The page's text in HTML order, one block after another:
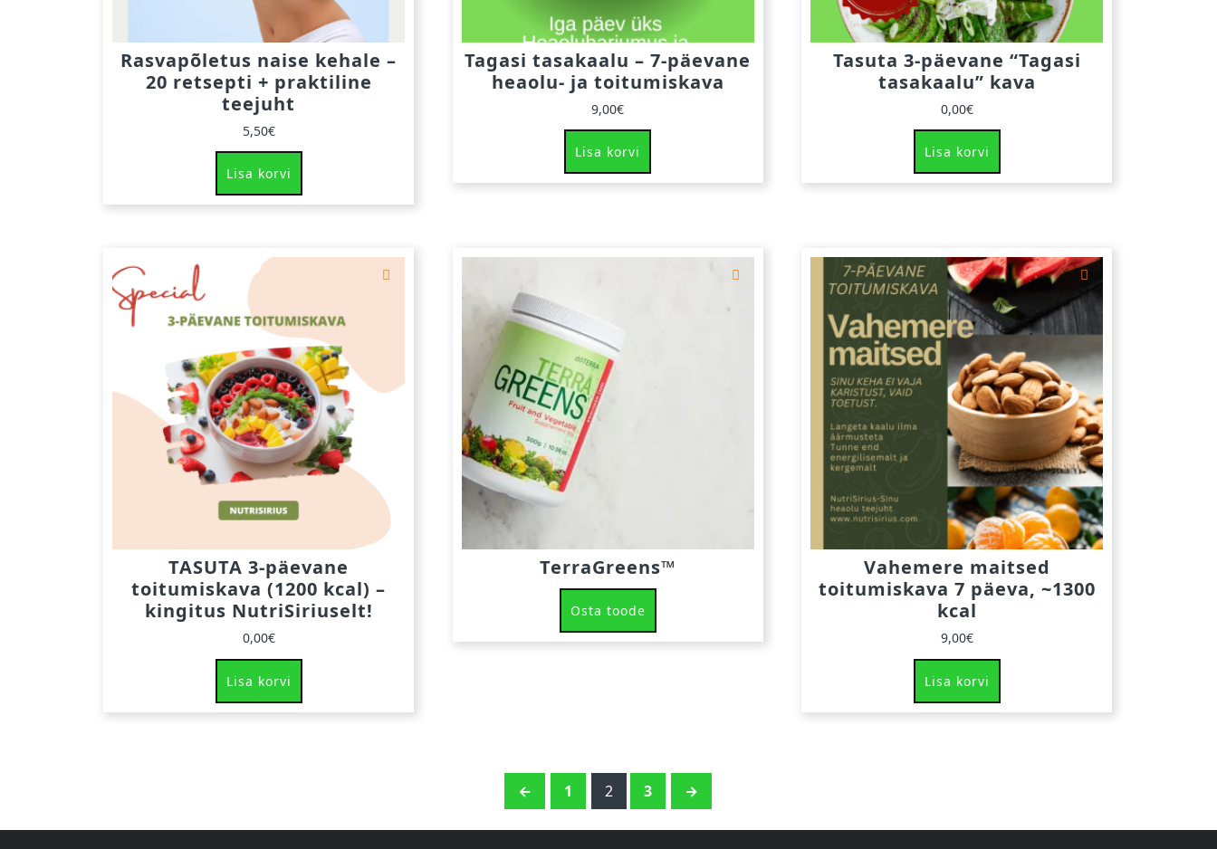
Rasvapõletus naise kehale –
20 retsepti + praktiline
teejuht
5,50€
Lisa korvi
Tagasi tasakaalu – 7-päevane
heaolu- ja toitumiskava
9,00€
Lisa korvi
Tasuta 3-päevane “Tagasi
tasakaalu” kava
0,00€
Lisa korvi
TASUTA 3-päevane
toitumiskava (1200 kcal) –
kingitus NutriSiriuselt!
0,00€
Lisa korvi
TerraGreens™
Osta toode
Vahemere maitsed
toitumiskava 7 päeva, ~1300
kcal
9,00€
Lisa korvi
← 1 2 3 →